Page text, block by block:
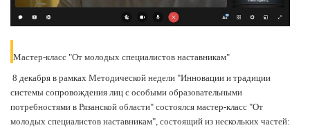
Мастер-класс "От молодых специалистов наставникам"
8 декабря в рамках Методической недели "Инновации и традиции
системы сопровождения лиц с особыми образовательными
потребностями в Рязанской области" состоялся мастер-класс "От
молодых специалистов наставникам", состоящий из нескольких частей: